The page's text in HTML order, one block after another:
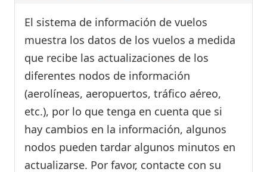
El sistema de información de vuelos
muestra los datos de los vuelos a medida
que recibe las actualizaciones de los
diferentes nodos de información
(aerolíneas, aeropuertos, tráfico aéreo,
etc.), por lo que tenga en cuenta que si
hay cambios en la información, algunos
nodos pueden tardar algunos minutos en
actualizarse. Por favor, contacte con su